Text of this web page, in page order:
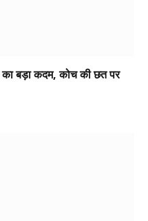
बड़ा कदम, कोच की छत पर